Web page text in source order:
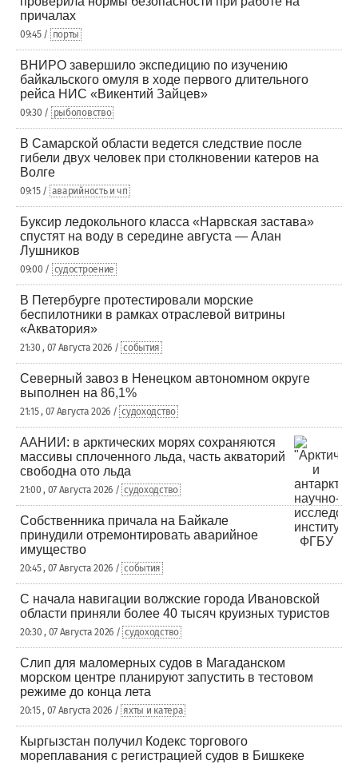
причалах
09:45 / порты
ВНИРО завершило экспедицию по изучению
байкальского омуля в ходе первого длительного
рейса НИС «Викентий Зайцев»
09:30 / рыболовство
В Самарской области ведется следствие после
гибели двух человек при столкновении катеров на
Волге
09:15 / аварийность и чп
Буксир ледокольного класса «Нарвская застава»
спустят на воду в середине августа — Алан
Лушников
09:00 / судостроение
В Петербурге протестировали морские
беспилотники в рамках отраслевой витрины
«Акватория»
21:30 , 07 Августа 2026 / события
Северный завоз в Ненецком автономном округе
выполнен на 86,1%
21:15 , 07 Августа 2026 / судоходство
ААНИИ: в арктических морях сохраняются
массивы сплоченного льда, часть акваторий
свободна ото льда
21:00 , 07 Августа 2026 / судоходство
Собственника причала на Байкале
принудили отремонтировать аварийное
имущество
20:45 , 07 Августа 2026 / события
С начала навигации волжские города Ивановской
области приняли более 40 тысяч круизных туристов
20:30 , 07 Августа 2026 / судоходство
Слип для маломерных судов в Магаданском
морском центре планируют запустить в тестовом
режиме до конца лета
20:15 , 07 Августа 2026 / яхты и катера
Кыргызстан получил Кодекс торгового
мореплавания с регистрацией судов в Бишкеке